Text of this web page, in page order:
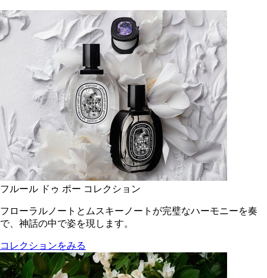
フルール ドゥ ポー コレクション
フローラルノートとムスキーノートが完璧なハーモニーを奏
で、神話の中で姿を現します。
コレクションをみる